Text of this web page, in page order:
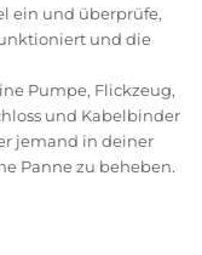
ein und überprüfe,
und die
Pumpe, Flickzeug,
und Kabelbinder
jemand in deiner
Panne zu beheben.